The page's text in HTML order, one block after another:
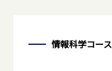
情報科学コース